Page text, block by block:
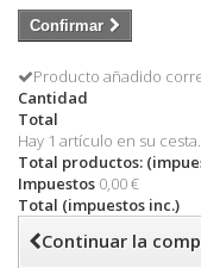
Confirmar
Producto añadido
Cantidad
Total
Hay 1 artículo en su cesta.
Total productos:
Impuestos 0,00 €
Total (impuestos inc.)
Continuar la